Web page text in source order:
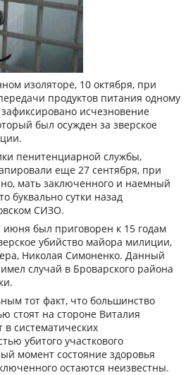
изоляторе, 10 октября, при
продуктов питания одному
исчезновение
был осужден за зверское
пенитенциарной службы,
еще 27 сентября, при
мать заключенного и наемный
буквально сутки назад
СИЗО.
был приговорен к 15 годам
убийство майора милиции,
Николая Симоненко. Данный
случай в Броварского района
тот факт, что большинство
стоят на стороне Виталия
систематических
убитого участкового
момент состояние здоровья
остаются неизвестны.